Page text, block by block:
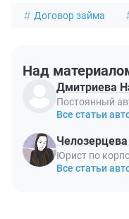
Договор займа
Над
Дмитриева
Постоянный
Все статьи
Юрист по
Все статьи